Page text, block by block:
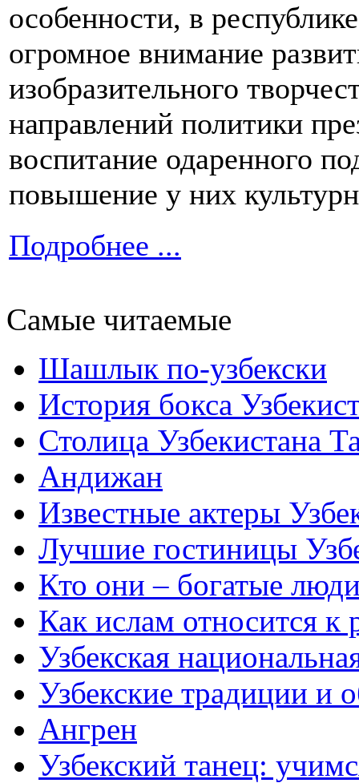
особенности, в
огромное внимание
изобразительного
направлений политики
воспитание одаренного
повышение у них
Подробнее ...
Самые читаемые
Шашлык по-узбекски
История бокса
Столица Узбекистана
Андижан
Известные актеры
Лучшие гостиницы
Кто они – богатые
Как ислам относится к
Узбекская
Узбекские традиции и
Ангрен
Узбекский танец: